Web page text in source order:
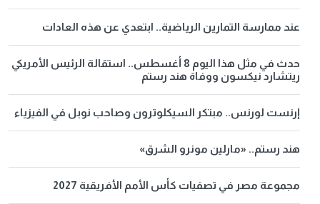
عند ممارسة التمارين الرياضية.. ابتعدي عن هذه العادات
حدث في مثل هذا اليوم 8 أغسطس.. استقالة الرئيس الأمريكي
ريتشارد نيكسون ووفاة هند رستم
إرنست لورنس.. مبتكر السيكلوترون وصاحب نوبل في الفيزياء
هند رستم.. «مارلين مونرو الشرق»
مجموعة مصر في تصفيات كأس الأمم الأفريقية 2027